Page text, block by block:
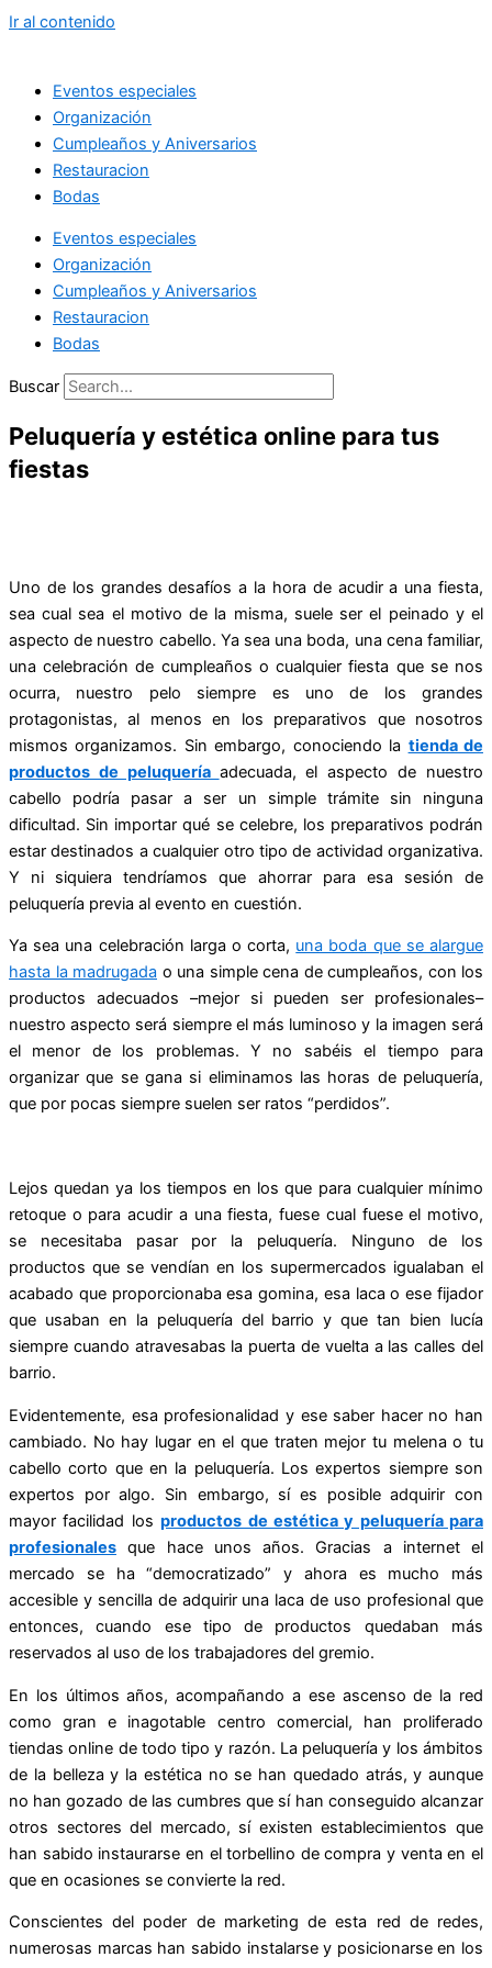
Ir al contenido
Eventos especiales
Organización
Cumpleaños y Aniversarios
Restauracion
Bodas
Eventos especiales
Organización
Cumpleaños y Aniversarios
Restauracion
Bodas
Buscar
Peluquería y estética online para tus
fiestas
Uno de los grandes desafíos a la hora de acudir a una fiesta,
sea cual sea el motivo de la misma, suele ser el peinado y el
aspecto de nuestro cabello. Ya sea una boda, una cena familiar,
una celebración de cumpleaños o cualquier fiesta que se nos
ocurra, nuestro pelo siempre es uno de los grandes
protagonistas, al menos en los preparativos que nosotros
mismos organizamos. Sin embargo, conociendo la tienda de
productos de peluquería adecuada, el aspecto de nuestro
cabello podría pasar a ser un simple trámite sin ninguna
dificultad. Sin importar qué se celebre, los preparativos podrán
estar destinados a cualquier otro tipo de actividad organizativa.
Y ni siquiera tendríamos que ahorrar para esa sesión de
peluquería previa al evento en cuestión.
Ya sea una celebración larga o corta, una boda que se alargue
hasta la madrugada o una simple cena de cumpleaños, con los
productos adecuados –mejor si pueden ser profesionales–
nuestro aspecto será siempre el más luminoso y la imagen será
el menor de los problemas. Y no sabéis el tiempo para
organizar que se gana si eliminamos las horas de peluquería,
que por pocas siempre suelen ser ratos “perdidos”.
Lejos quedan ya los tiempos en los que para cualquier mínimo
retoque o para acudir a una fiesta, fuese cual fuese el motivo,
se necesitaba pasar por la peluquería. Ninguno de los
productos que se vendían en los supermercados igualaban el
acabado que proporcionaba esa gomina, esa laca o ese fijador
que usaban en la peluquería del barrio y que tan bien lucía
siempre cuando atravesabas la puerta de vuelta a las calles del
barrio.
Evidentemente, esa profesionalidad y ese saber hacer no han
cambiado. No hay lugar en el que traten mejor tu melena o tu
cabello corto que en la peluquería. Los expertos siempre son
expertos por algo. Sin embargo, sí es posible adquirir con
mayor facilidad losproductos de estética y peluquería para
profesionales que hace unos años. Gracias a internet el
mercado se ha “democratizado” y ahora es mucho más
accesible y sencilla de adquirir una laca de uso profesional que
entonces, cuando ese tipo de productos quedaban más
reservados al uso de los trabajadores del gremio.
En los últimos años, acompañando a ese ascenso de la red
como gran e inagotable centro comercial, han proliferado
tiendas online de todo tipo y razón. La peluquería y los ámbitos
de la belleza y la estética no se han quedado atrás, y aunque
no han gozado de las cumbres que sí han conseguido alcanzar
otros sectores del mercado, sí existen establecimientos que
han sabido instaurarse en el torbellino de compra y venta en el
que en ocasiones se convierte la red.
Conscientes del poder de marketing de esta red de redes,
numerosas marcas han sabido instalarse y posicionarse en los